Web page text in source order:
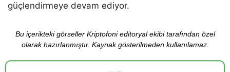
güçlendirmeye devam ediyor.
Bu içerikteki görseller Kriptofoni editoryal ekibi tarafından özel
olarak hazırlanmıştır. Kaynak gösterilmeden kullanılamaz.